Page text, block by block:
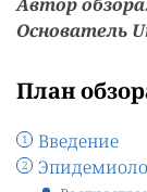
Основатель
План
Введение